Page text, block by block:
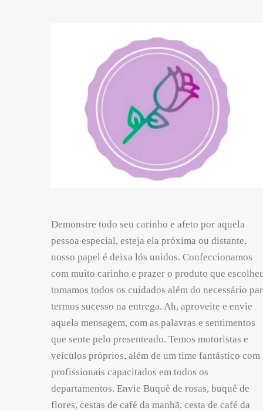
Demonstre todo seu carinho e afeto por aquela
pessoa especial, esteja ela próxima ou distante,
nosso papel é deixa lós unidos. Confeccionamos
com muito carinho e prazer o produto que
tomamos todos os cuidados além do necessário
termos sucesso na entrega. Ah, aproveite e envie
aquela mensagem, com as palavras e sentimentos
que sente pelo presenteado. Temos motoristas e
veículos próprios, além de um time fantástico com
profissionais capacitados em todos os
departamentos. Envie Buquê de rosas, buquê de
flores, cestas de café da manhã, cesta de café da